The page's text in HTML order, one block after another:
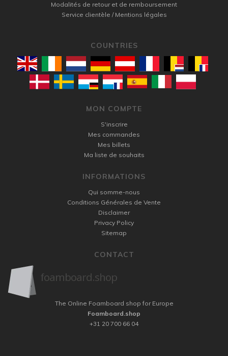
Modalités de retour et de remboursement
Service clientèle / Mentions légales
COUNTRIES
MON COMPTE
S'inscrire
Mes commandes
Mes billets
Ma liste de souhaits
INFORMATIONS
Qui somme-nous
Conditions Générales de Vente
Disclaimer
Privacy Policy
Sitemap
CONTACT
The Online Foamboard shop for Europe
Foamboard.shop
+31 20 700 66 04